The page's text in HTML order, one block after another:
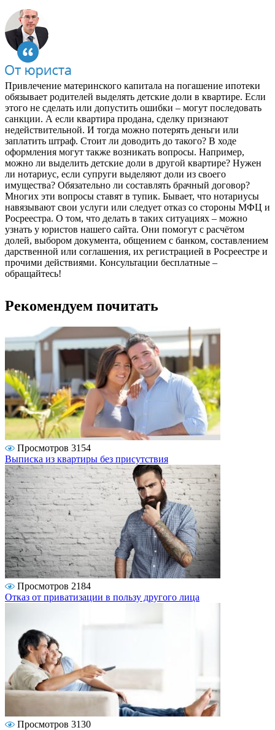
Привлечение материнского капитала на погашение ипотеки
обязывает родителей выделять детские доли в квартире. Если
этого не сделать или допустить ошибки – могут последовать
санкции. А если квартира продана, сделку признают
недействительной. И тогда можно потерять деньги или
заплатить штраф. Стоит ли доводить до такого? В ходе
оформления могут также возникать вопросы. Например,
можно ли выделить детские доли в другой квартире? Нужен
ли нотариус, если супруги выделяют доли из своего
имущества? Обязательно ли составлять брачный договор?
Многих эти вопросы ставят в тупик. Бывает, что нотариусы
навязывают свои услуги или следует отказ со стороны МФЦ и
Росреестра. О том, что делать в таких ситуациях – можно
узнать у юристов нашего сайта. Они помогут с расчётом
долей, выбором документа, общением с банком, составлением
дарственной или соглашения, их регистрацией в Росреестре и
прочими действиями. Консультации бесплатные –
обращайтесь!
Рекомендуем почитать
Просмотров 3154
Выписка из квартиры без присутствия
Просмотров 2184
Отказ от приватизации в пользу другого лица
Просмотров 3130